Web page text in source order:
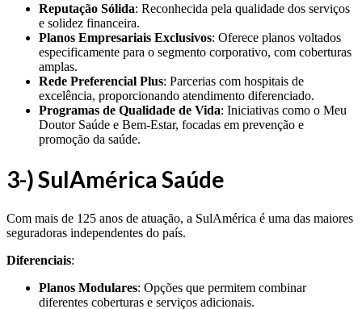
Reputação Sólida: Reconhecida pela qualidade dos serviços
e solidez financeira.
Planos Empresariais Exclusivos: Oferece planos voltados
especificamente para o segmento corporativo, com coberturas
amplas.
Rede Preferencial Plus: Parcerias com hospitais de
excelência, proporcionando atendimento diferenciado.
Programas de Qualidade de Vida: Iniciativas como o Meu
Doutor Saúde e Bem-Estar, focadas em prevenção e
promoção da saúde.
3-) SulAmérica Saúde
Com mais de 125 anos de atuação, a SulAmérica é uma das maiores
seguradoras independentes do país.
Diferenciais:
Planos Modulares: Opções que permitem combinar
diferentes coberturas e serviços adicionais.